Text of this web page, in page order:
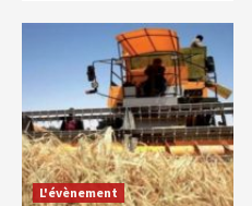
L'évènement